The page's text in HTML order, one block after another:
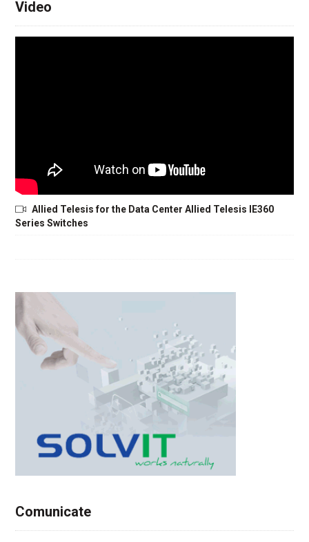
Video
Allied Telesis for the Data Center Allied Telesis IE360
Series Switches
Comunicate